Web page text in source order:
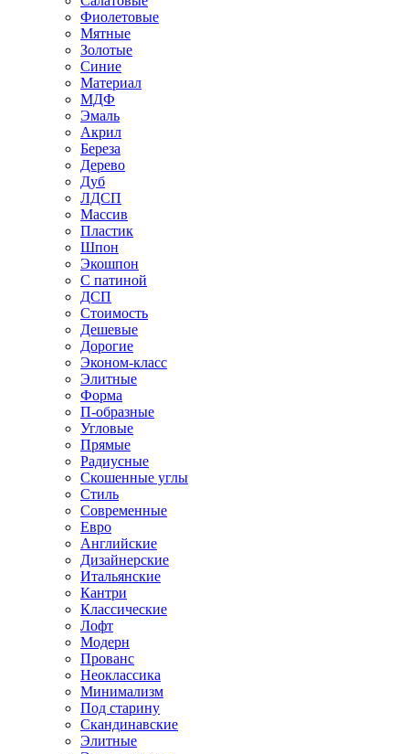
Фиолетовые
Мятные
Золотые
Синие
Материал
МДФ
Эмаль
Акрил
Береза
Дерево
Дуб
ЛДСП
Массив
Пластик
Шпон
Экошпон
С патиной
ДСП
Стоимость
Дешевые
Дорогие
Эконом-класс
Элитные
Форма
П-образные
Угловые
Прямые
Радиусные
Скошенные углы
Стиль
Современные
Евро
Английские
Дизайнерские
Итальянские
Кантри
Классические
Лофт
Модерн
Прованс
Неоклассика
Минимализм
Под старину
Скандинавские
Элитные